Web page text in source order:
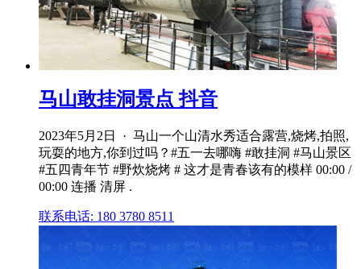
马山敢挂洞景点 抖音
2023年5月2日 · 马山一个山清水秀适合露营,烧烤,拍照,
玩耍的地方,你到过吗？#五一去哪嗨 #敢挂洞 #马山景区
#五四青年节 #野炊烧烤 # 这才是青春该有的模样 00:00 /
00:00 连播 清屏 .
联系电话: 180 3780 8511